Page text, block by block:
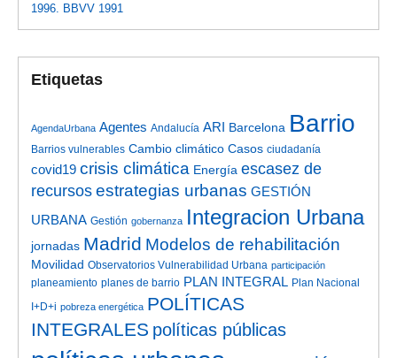
1996. BBVV 1991
Etiquetas
AgendaUrbana Agentes Andalucía ARI Barcelona Barrio
Barrios vulnerables Cambio climático Casos ciudadanía
covid19 crisis climática Energía escasez de
recursos estrategias urbanas GESTIÓN
URBANA Gestión gobernanza Integracion Urbana
jornadas Madrid Modelos de rehabilitación
Movilidad Observatorios Vulnerabilidad Urbana participación
planeamiento planes de barrio PLAN INTEGRAL Plan Nacional
I+D+i pobreza energética POLÍTICAS
INTEGRALES políticas públicas